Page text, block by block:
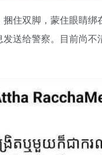
住双脚，蒙住眼睛绑
送给警察。目前尚